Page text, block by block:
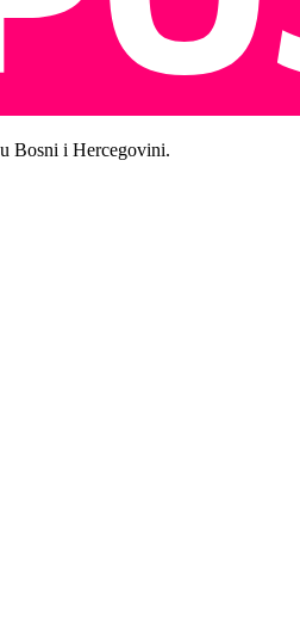
Bosni i Hercegovini.